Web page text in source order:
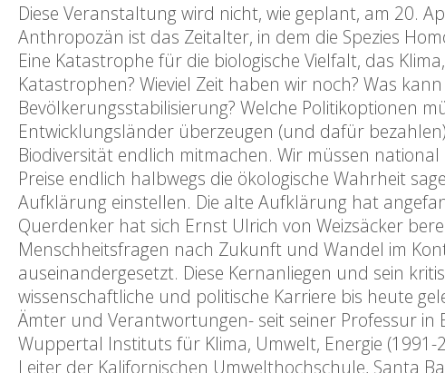
Diese Veranstaltung wird nicht, wie geplant, am 20.
Anthropozän ist das Zeitalter, in dem die Spezies
Eine Katastrophe für die biologische Vielfalt, das
Katastrophen? Wieviel Zeit haben wir noch? Was
Bevölkerungsstabilisierung? Welche Politikoptionen
Entwicklungsländer überzeugen (und dafür
Biodiversität endlich mitmachen. Wir müssen
Preise endlich halbwegs die ökologische Wahrheit
Aufklärung einstellen. Die alte Aufklärung hat
Querdenker hat sich Ernst Ulrich von Weizsäcker
Menschheitsfragen nach Zukunft und Wandel im
auseinandergesetzt. Diese Kernanliegen und sein
wissenschaftliche und politische Karriere bis heute
Ämter und Verantwortungen- seit seiner Professur in
Wuppertal Instituts für Klima, Umwelt, Energie
Leiter der Kalifornischen Umwelthochschule, Santa